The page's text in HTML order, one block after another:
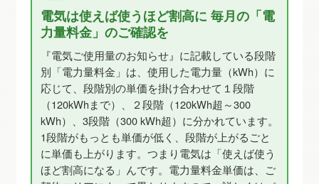
電気は使えば使うほど割高に 毎月の「電
力量料金」のご確認を
『電気ご使用量のお知らせ』に記載している段階
別「電力量料金」は、使用した電力量（kWh）に
応じて、段階別の単価を掛け合わせて１段階
（120kWhまで）、２段階（120kWh超～300
kWh）、3段階（300 kWh超）に分かれています。
1段階がもっとも単価が低く、段階が上がるごと
に単価も上がります。つまり電気は「使えば使う
ほど割高になる」んです。電力量料金単価は、ご